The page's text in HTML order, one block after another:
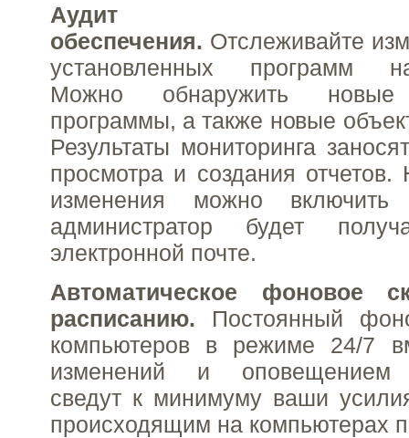
Аудит
обеспечения. Отслеживайте
установленных программ
Можно обнаружить новые
программы, а также новые
Результаты мониторинга
просмотра и создания
изменения можно
администратор будет
электронной почте.
Автоматическое фоновое
расписанию. Постоянный
компьютеров в режиме 24/7
изменений и оповещением
сведут к минимуму ваши
происходящим на компьютерах